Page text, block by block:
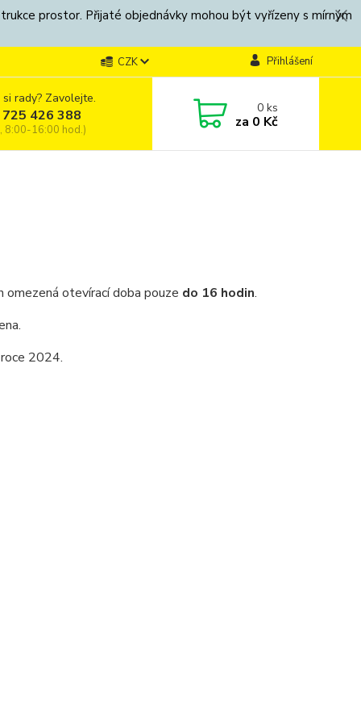
prostor. Přijaté objednávky mohou být vyřízeny s mírným
CZK Přihlášení
rady? Zavolejte.
426 388
8:00-16:00 hod.)
0ks
za 0 Kč
otevírací doba pouze do 16 hodin.
2024.